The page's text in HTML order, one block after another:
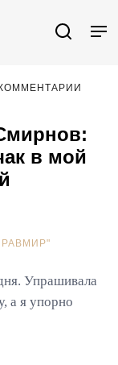
в мой
Упрашивала
а я упорно